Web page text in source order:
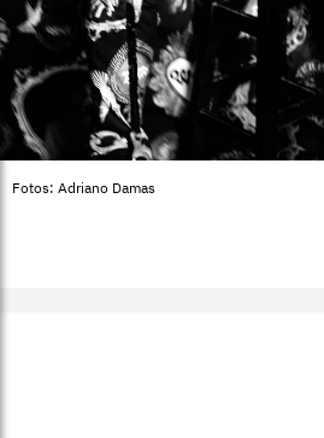
Fotos: Adriano Damas